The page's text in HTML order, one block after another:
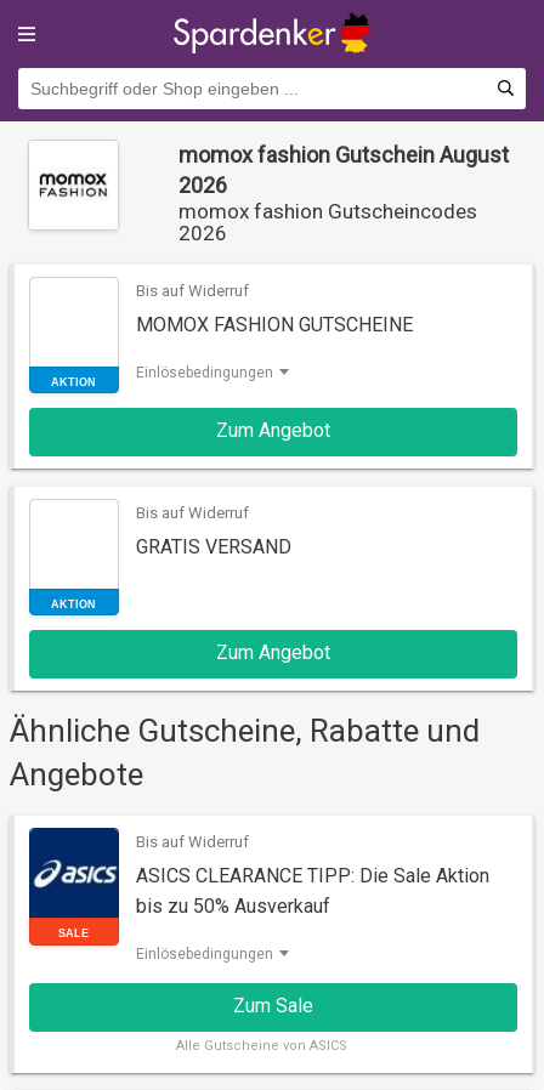
momox fashion Gutschein August
2026
momox fashion Gutscheincodes
2026
Bis auf Widerruf
MOMOX FASHION GUTSCHEINE
Einlösebedingungen
Zum Angebot
Bis auf Widerruf
GRATIS VERSAND
Zum Angebot
Ähnliche Gutscheine, Rabatte und
Angebote
Bis auf Widerruf
ASICS CLEARANCE TIPP: Die Sale Aktion
bis zu 50% Ausverkauf
Einlösebedingungen
Zum Sale
Alle Gutscheine von ASICS